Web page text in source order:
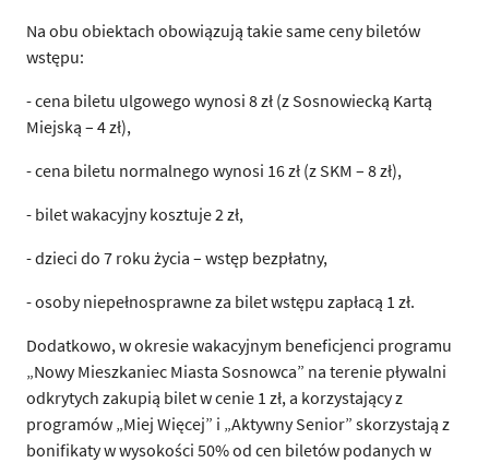
Na obu obiektach obowiązują takie same ceny biletów
wstępu:
- cena biletu ulgowego wynosi 8 zł (z Sosnowiecką Kartą
Miejską – 4 zł),
- cena biletu normalnego wynosi 16 zł (z SKM – 8 zł),
- bilet wakacyjny kosztuje 2 zł,
- dzieci do 7 roku życia – wstęp bezpłatny,
- osoby niepełnosprawne za bilet wstępu zapłacą 1 zł.
Dodatkowo, w okresie wakacyjnym beneficjenci programu
„Nowy Mieszkaniec Miasta Sosnowca” na terenie pływalni
odkrytych zakupią bilet w cenie 1 zł, a korzystający z
programów „Miej Więcej” i „Aktywny Senior” skorzystają z
bonifikaty w wysokości 50% od cen biletów podanych w